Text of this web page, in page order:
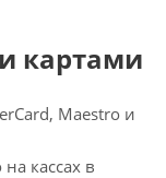
картами
Maestro и
кассах в